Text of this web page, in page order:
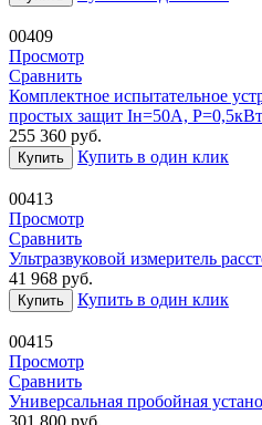
00409
Просмотр
Сравнить
Комплектное испытательное
простых защит Iн=50А,
255 360 руб.
Купить Купить в один клик
00413
Просмотр
Сравнить
Ультразвуковой измеритель
41 968 руб.
Купить Купить в один клик
00415
Просмотр
Сравнить
Универсальная пробойная
301 800 руб.